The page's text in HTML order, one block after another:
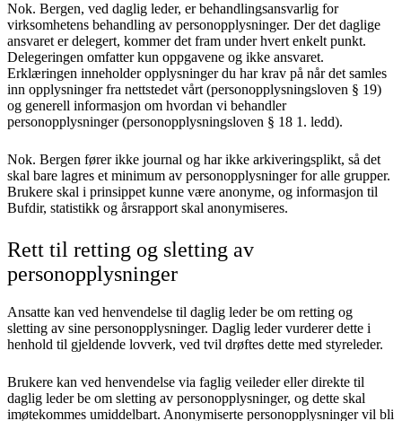
Nok. Bergen, ved daglig leder, er behandlingsansvarlig for
virksomhetens behandling av personopplysninger. Der det daglige
ansvaret er delegert, kommer det fram under hvert enkelt punkt.
Delegeringen omfatter kun oppgavene og ikke ansvaret.
Erklæringen inneholder opplysninger du har krav på når det samles
inn opplysninger fra nettstedet vårt (personopplysningsloven § 19)
og generell informasjon om hvordan vi behandler
personopplysninger (personopplysningsloven § 18 1. ledd).
Nok. Bergen fører ikke journal og har ikke arkiveringsplikt, så det
skal bare lagres et minimum av personopplysninger for alle grupper.
Brukere skal i prinsippet kunne være anonyme, og informasjon til
Bufdir, statistikk og årsrapport skal anonymiseres.
Rett til retting og sletting av
personopplysninger
Ansatte kan ved henvendelse til daglig leder be om retting og
sletting av sine personopplysninger. Daglig leder vurderer dette i
henhold til gjeldende lovverk, ved tvil drøftes dette med styreleder.
Brukere kan ved henvendelse via faglig veileder eller direkte til
daglig leder be om sletting av personopplysninger, og dette skal
imøtekommes umiddelbart. Anonymiserte personopplysninger vil bli